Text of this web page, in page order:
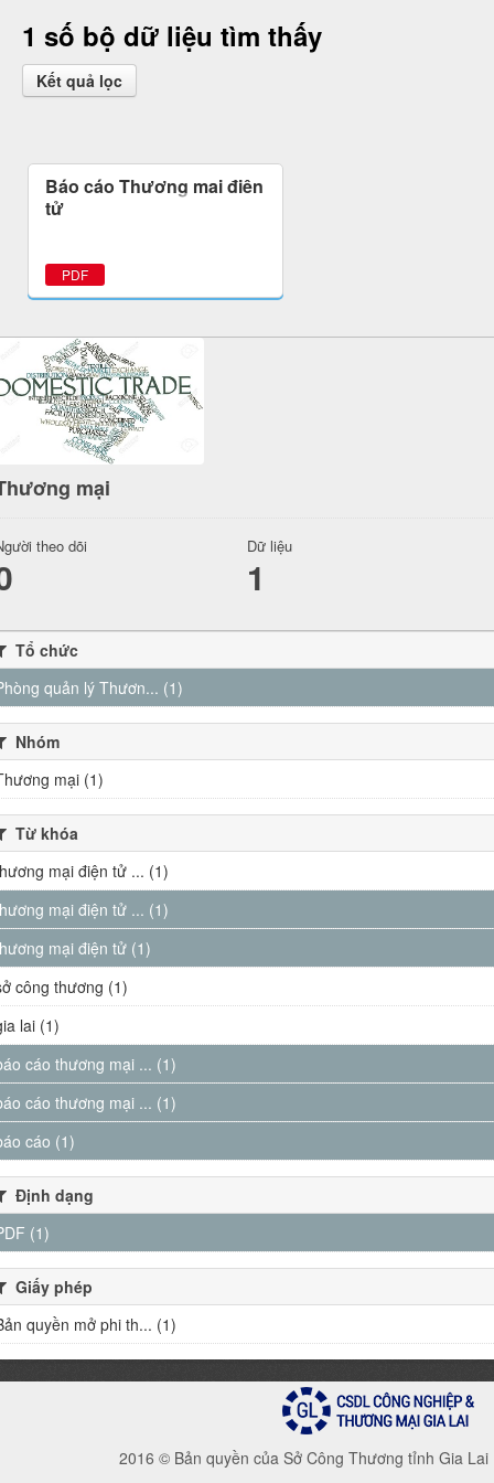
1 số bộ dữ liệu tìm thấy
Kết quả lọc
Báo cáo Thương mại điện
tử
PDF
mại
theo dõi Dữ liệu
1
Tổ chức
quản lý Thươn... (1)
Nhóm
mại (1)
Từ khóa
mại điện tử ... (1)
mại điện tử ... (1)
mại điện tử (1)
công thương (1)
lai (1)
cáo thương mại ... (1)
cáo thương mại ... (1)
cáo (1)
Định dạng
(1)
Giấy phép
quyền mở phi th... (1)
2016 © Bản quyền của Sở Công Thương tỉnh Gia Lai